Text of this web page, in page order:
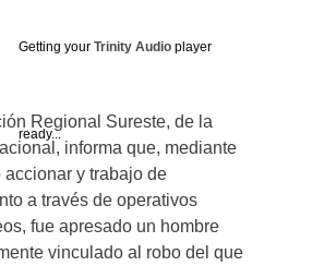
Getting your Trinity Audio player
ready...
Regional Sureste, de la
informa que, mediante
accionar y trabajo de
a través de operativos
fue apresado un hombre
vinculado al robo del que